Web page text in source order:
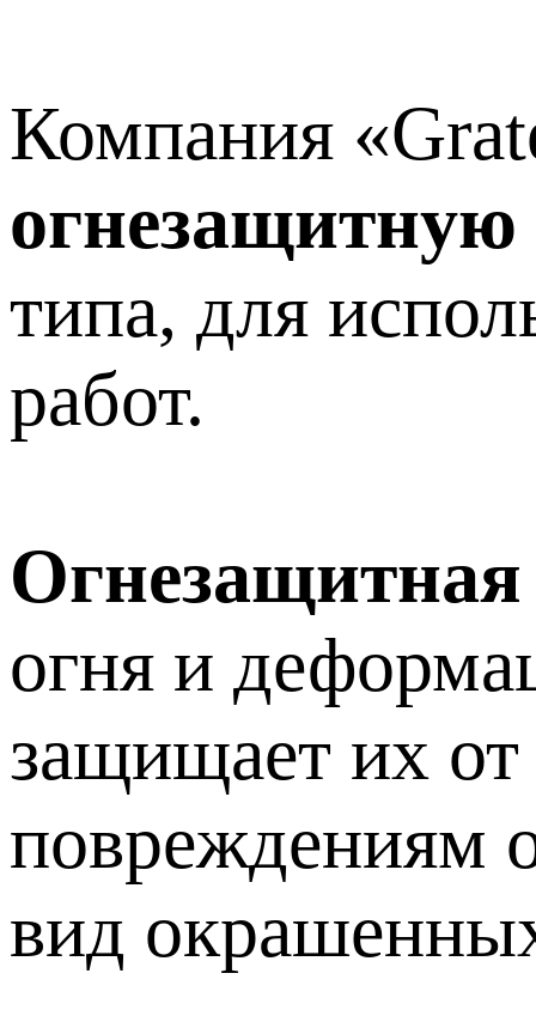
Компания
огнезащитную
типа, для
работ.
Огнезащитная
огня и
защищает их
повреждениям
вид